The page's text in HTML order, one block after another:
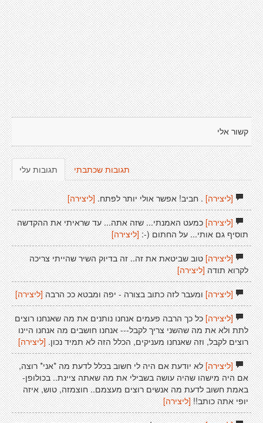
קשור אלי
תגובות עלי תגובות שכתבתי
[ליצירה]. חביב! אפשר אולי יותר לפתח. [ליצירה]
[ליצירה]כמעט האמנתי... שזה אתה... עד שראיתי את ההקדשה
תוסיף גם אותי... על החתום (-: [ליצירה]
[ליצירה]טוב שביטאת את זה.. זה בדיוק השיר שהייתי צריכה
לקרוא תודה [ליצירה]
[ליצירה]ומעבר לזה כתוב בצורה - יפה ומבטא ככ הרבה [ליצירה]
[ליצירה]כל כך הרבה פעמים אנחנו נותנים את מה שאנחנו רוצים
לתת ולא את מה שהשני צריך לקבל--- אנחנו חושבים מה אנחנו היינו
רוצים לקבל, וזה שאנחנו מעניקים, הכלל הזה לא תמיד נכון. [ליצירה]
[ליצירה]לא יודעת אם היה לי חשוב בכלל לדעת מה *אני* רוצה,
אם היה מישהו שהיה עושה בשבילי את מה שאתה ציינת.. בכולופן-
באמת חשוב לדעת מה אנשים רוצים מעצמם.. חוצמזה, טוש, איזה
יופי אתה כותב!! [ליצירה]